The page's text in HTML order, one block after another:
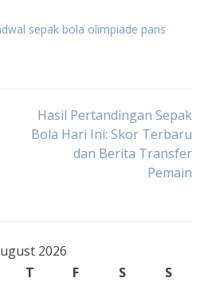
sepak bola olimpiade paris
Hasil Pertandingan Sepak
Bola Hari Ini: Skor Terbaru
dan Berita Transfer
Pemain
2026
T F S
S